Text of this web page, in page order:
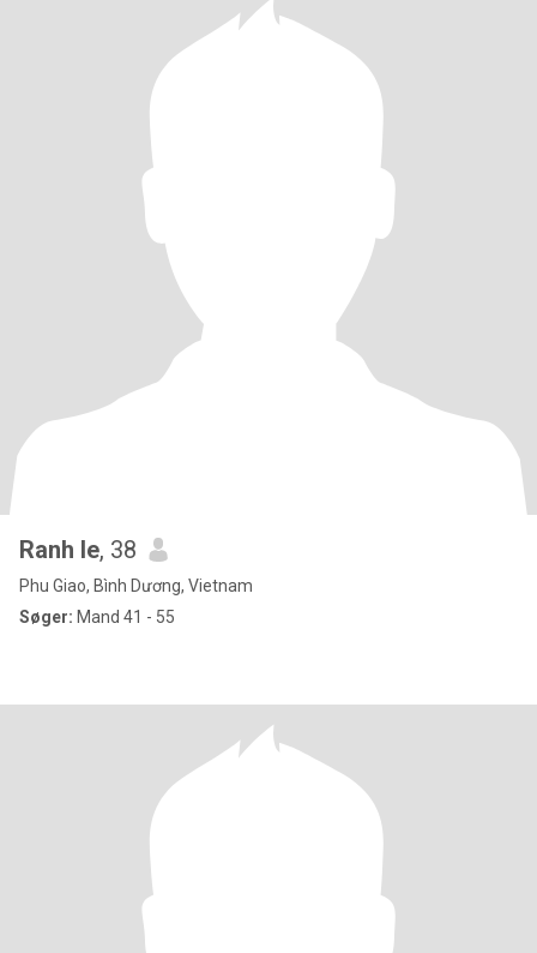
Ranh le, 38
Phu Giao, Bình Dương, Vietnam
Søger: Mand 41 - 55